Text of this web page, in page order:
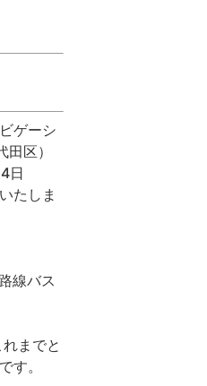
ゲーシ
区）
日
たしま
線バス
までと
す。